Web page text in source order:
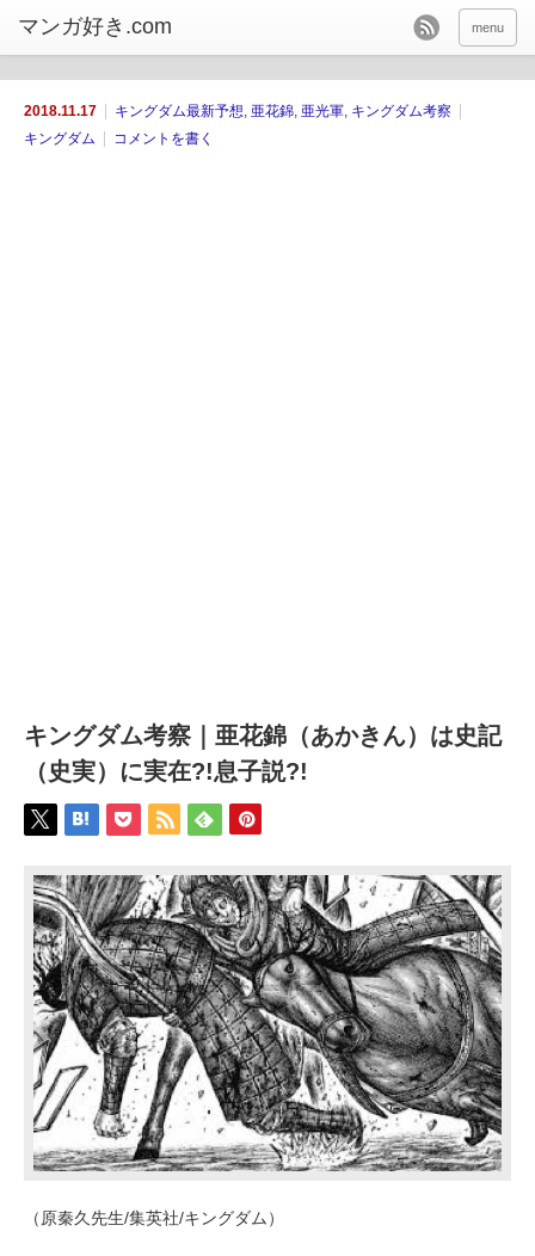
menu
2018.11.17 キングダム最新予想, 亜花錦, 亜光軍, キングダム考察
キングダム
コメントを書く
キングダム考察｜亜花錦（あかきん）は史記
（史実）に実在?!息子説?!
（原秦久先生/集英社/キングダム）